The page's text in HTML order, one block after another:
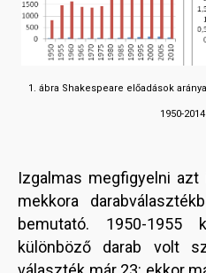
1. ábra Shakespeare előadások
1950-
Izgalmas megfigyelni
mekkora
bemutató. 1950-
különböző darab volt